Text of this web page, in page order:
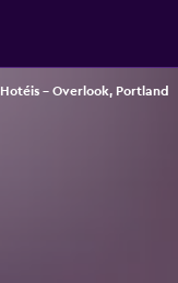
Hotéis – Overlook, Portland